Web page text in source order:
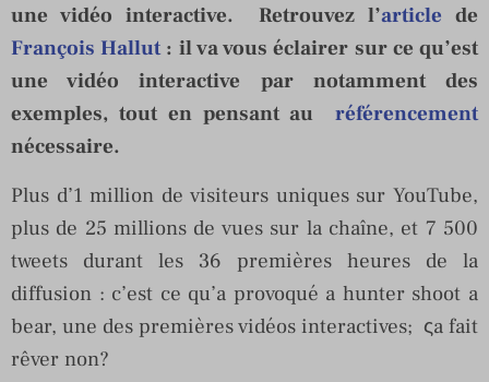
une vidéo interactive. Retrouvez l’article de
François Hallut: il va vous éclairer sur ce qu’est
une vidéo interactive par notamment des
exemples, tout en pensant au référencement
nécessaire.
Plus d’1 million de visiteurs uniques sur YouTube,
plus de 25 millions de vues sur la chaîne, et 7 500
tweets durant les 36 premières heures de la
diffusion : c’est ce qu’a provoqué a hunter shoot a
bear, une des premières vidéos interactives; ςa fait
rêver non?